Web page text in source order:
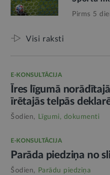
Pirms 5
Visi raksti
E-KONSULTĀCIJA
Īres līgumā
īrētajās telpās
Šodien, Līgumi, dokumenti
E-KONSULTĀCIJA
Parāda piedziņa no
Šodien, Parādu piedziņa